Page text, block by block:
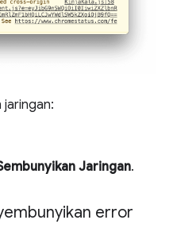
jaringan:
Jaringan.
error